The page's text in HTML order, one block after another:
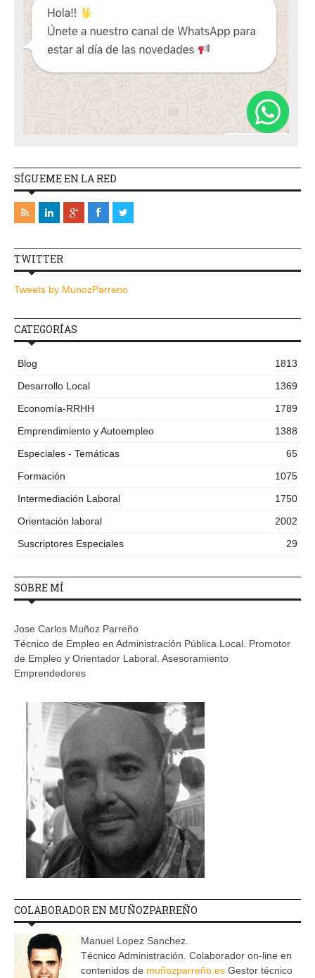
SÍGUEME EN LA RED
TWITTER
Tweets by MunozParreno
CATEGORÍAS
Blog
1813
Desarrollo Local
1369
Economía-RRHH
1789
Emprendimiento y Autoempleo
1388
Especiales - Temáticas
65
Formación
1075
Intermediación Laboral
1750
Orientación laboral
2002
Suscriptores Especiales
29
SOBRE MÍ
Jose Carlos Muñoz Parreño
Técnico de Empleo en Administración Pública Local. Promotor
de Empleo y Orientador Laboral. Asesoramiento
Emprendedores
COLABORADOR EN MUÑOZPARREÑO
Manuel Lopez Sanchez.
Técnico Administración. Colaborador on-line en
contenidos de muñozparreño.es Gestor técnico